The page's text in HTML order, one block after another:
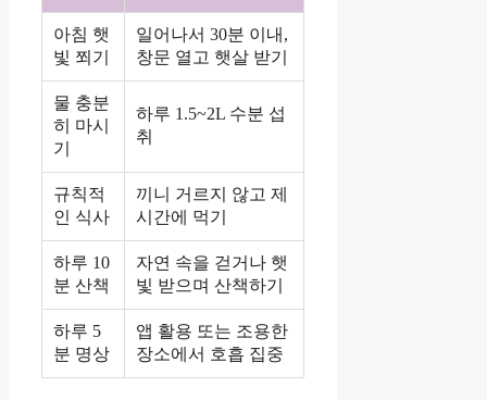
아침 햇
빛 쬐기
일어나서 30분 이내,
창문 열고 햇살 받기
물 충분
히 마시
기
하루 1.5~2L 수분 섭
취
규칙적
인 식사
끼니 거르지 않고 제
시간에 먹기
하루 10
분 산책
자연 속을 걷거나 햇
빛 받으며 산책하기
하루 5
분 명상
앱 활용 또는 조용한
장소에서 호흡 집중